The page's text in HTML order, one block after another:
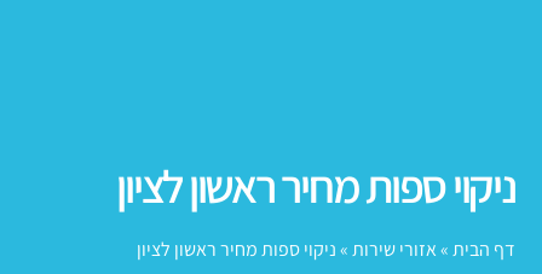
ניקוי ספות מחיר ראשון לציון
דף הבית»אזורי שירות»ניקוי ספות מחיר ראשון לציון